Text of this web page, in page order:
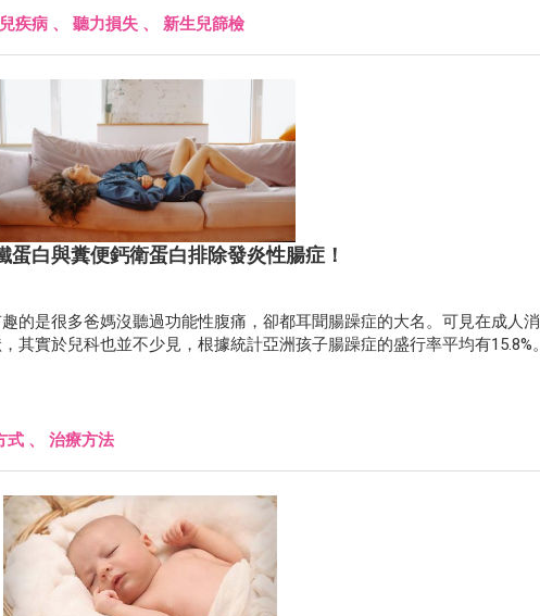
疾病 、 聽力損失 、 新生兒篩檢
白與糞便鈣衛蛋白排除發炎性腸症！
的是很多爸媽沒聽過功能性腹痛，卻都耳聞腸躁症的大名。可見在成人消
其實於兒科也並不少見，根據統計亞洲孩子腸躁症的盛行率平均有15.8%。
式 、 治療方法